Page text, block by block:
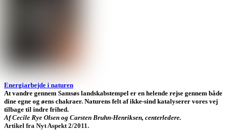
Energiarbejde i naturen
At vandre gennem Samsøs landskabstempel er en helende rejse gennem både
dine egne og øens chakraer. Naturens felt af ikke-sind katalyserer vores vej
tilbage til indre frihed.
Af Cecile Rye Olsen og Carsten Bruhn-Henriksen, centerledere.
Artikel fra Nyt Aspekt 2/2011.